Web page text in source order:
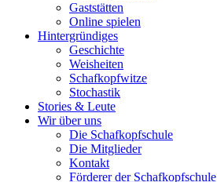
Gaststätten
Online spielen
Hintergründiges
Geschichte
Weisheiten
Schafkopfwitze
Stochastik
Stories & Leute
Wir über uns
Die Schafkopfschule
Die Mitglieder
Kontakt
Förderer der Schafkopfschule